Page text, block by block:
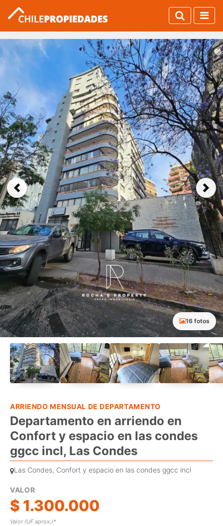
Previous Next
16 fotos
ARRIENDO MENSUAL DE DEPARTAMENTO
Departamento en arriendo en
Confort y espacio en las condes
ggcc incl, Las Condes
Las Condes, Confort y espacio en las condes ggcc incl
VALOR
$ 1.300.000
Valor (UF aprox.)*